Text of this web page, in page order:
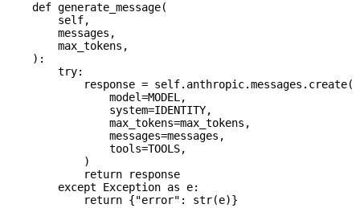
    def
generate_message(
        self
,
        messages
,
        max_tokens
,
    ):
        try
:
            response
= self.anthropic.messages.create(
                model
=MODEL,
                system
=IDENTITY,
                max_tokens
=max_tokens,
                messages
=messages,
                tools
=TOOLS,
            )
            return
response
        except
Exception as e:
            return
{"error" : str(e)}